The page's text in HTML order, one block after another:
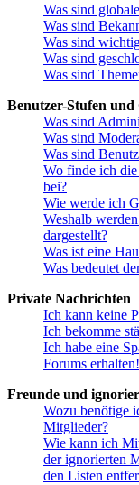
Was sind
Was sind
Was sind
Was sind
Was sind
Benutzer-Stufen und
Was sind
Was sind
Was sind
Wo finde ich
bei?
Wie werde ich
Weshalb
dargestellt?
Was ist eine
Was bedeutet
Private Nachrichten
Ich kann keine
Ich bekomme
Ich habe eine
Forums erhalten!
Freunde und
Wozu benötige
Mitglieder?
Wie kann ich
der ignorierten
den Listen